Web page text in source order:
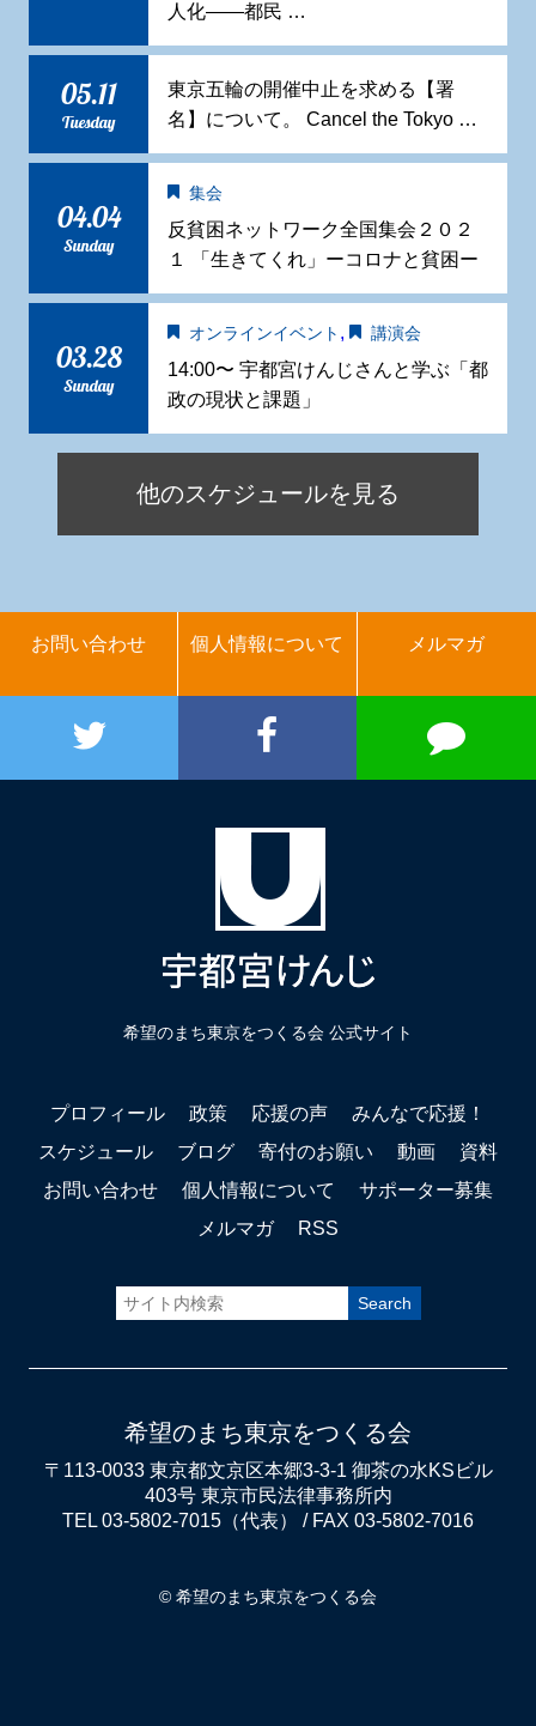
人化——都民 …
05.11
Tuesday
東京五輪の開催中止を求める【署
名】について。 Cancel the Tokyo …
04.04
Sunday
集会
反貧困ネットワーク全国集会２０２
１ 「生きてくれ」ーコロナと貧困ー
03.28
Sunday
オンラインイベント , 講演会
14:00〜 宇都宮けんじさんと学ぶ「都
政の現状と課題」
他のスケジュールを見る
お問い合わせ 個人情報について メルマガ
希望のまち東京をつくる会 公式サイト
プロフィール 政策 応援の声
みんなで応援！
スケジュール
ブログ 寄付のお願い 動画
資料
お問い合わせ
個人情報について
サポーター募集
メルマガ
RSS
希望のまち東京をつくる会
〒113-0033 東京都文京区本郷3-3-1 御茶の水KSビル
403号 東京市民法律事務所内
TEL 03-5802-7015（代表） / FAX 03-5802-7016
© 希望のまち東京をつくる会